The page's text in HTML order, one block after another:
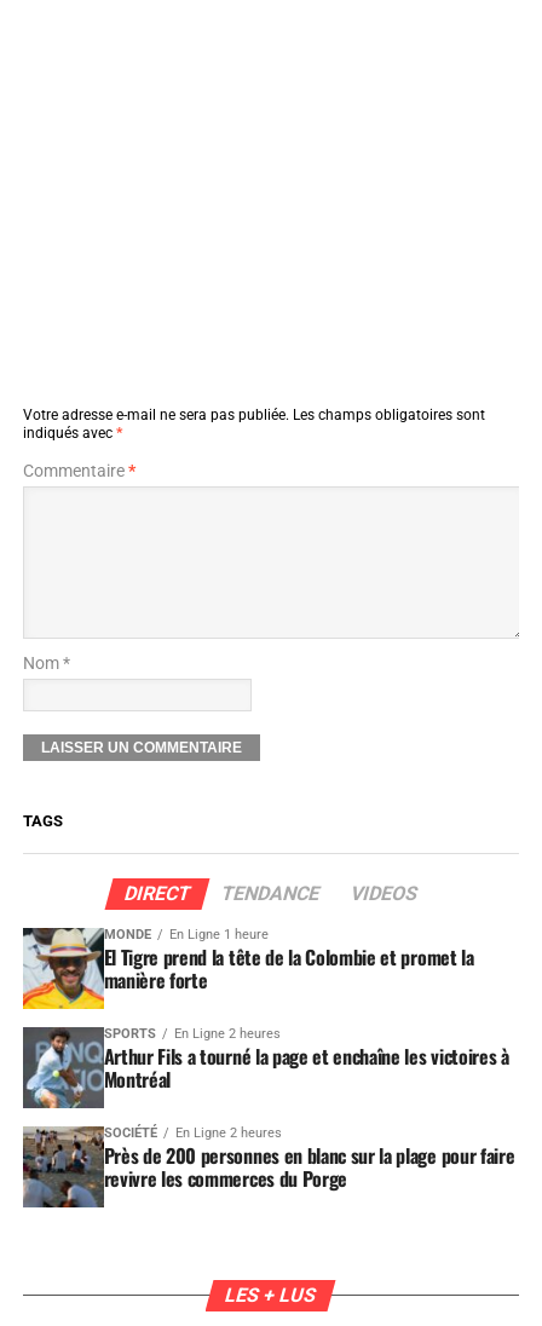
Votre adresse e-mail ne sera pas publiée. Les champs obligatoires sont
indiqués avec *
Commentaire*
Nom *
TAGS
DIRECT TENDANCE VIDEOS
MONDE En Ligne 1 heure
El Tigre prend la tête de la Colombie et promet la
manière forte
SPORTS En Ligne 2 heures
Arthur Fils a tourné la page et enchaîne les victoires à
Montréal
SOCIÉTÉ En Ligne 2 heures
Près de 200 personnes en blanc sur la plage pour faire
revivre les commerces du Porge
LES + LUS